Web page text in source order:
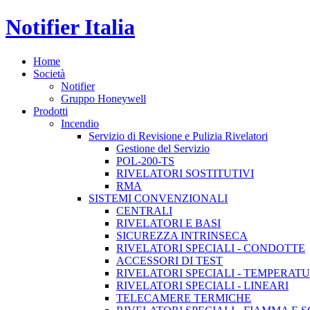
Notifier Italia
Home
Società
Notifier
Gruppo Honeywell
Prodotti
Incendio
Servizio di Revisione e Pulizia Rivelatori
Gestione del Servizio
POL-200-TS
RIVELATORI SOSTITUTIVI
RMA
SISTEMI CONVENZIONALI
CENTRALI
RIVELATORI E BASI
SICUREZZA INTRINSECA
RIVELATORI SPECIALI - CONDOTTE
ACCESSORI DI TEST
RIVELATORI SPECIALI -
RIVELATORI SPECIALI - LINEARI
TELECAMERE TERMICHE